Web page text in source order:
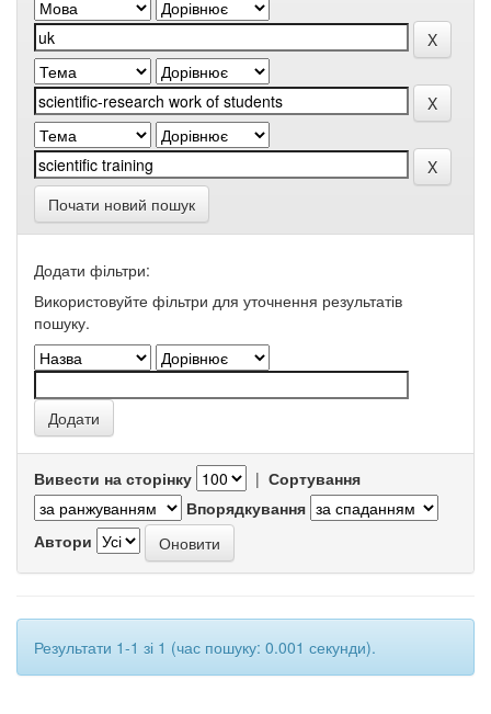
Почати новий пошук
Додати фільтри:
Використовуйте фільтри для уточнення результатів
пошуку.
Вивести на сторінку | Сортування
Впорядкування
Автори
Результати 1-1 зі 1 (час пошуку: 0.001 секунди).